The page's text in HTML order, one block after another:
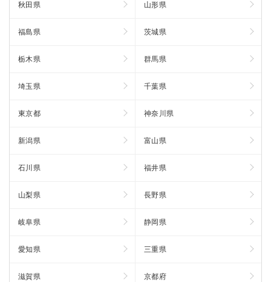
秋田県 山形県
福島県 茨城県
栃木県 群馬県
埼玉県 千葉県
東京都 神奈川県
新潟県 富山県
石川県 福井県
山梨県 長野県
岐阜県 静岡県
愛知県 三重県
滋賀県 京都府